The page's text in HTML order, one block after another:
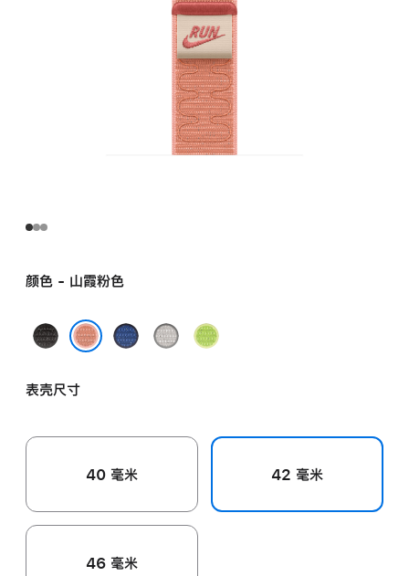
颜色 - 山霞粉色
午
黑
缎
朦
荧
表壳尺寸
40 毫米 42 毫米
46 毫米